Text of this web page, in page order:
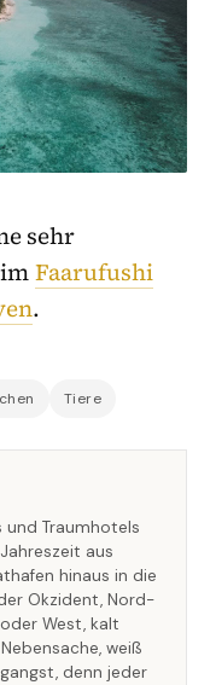
sehr
Faarufushi
.
Tiere
und Traumhotels
aus
hinaus in die
Okzident, Nord-
West, kalt
weiß
denn jeder